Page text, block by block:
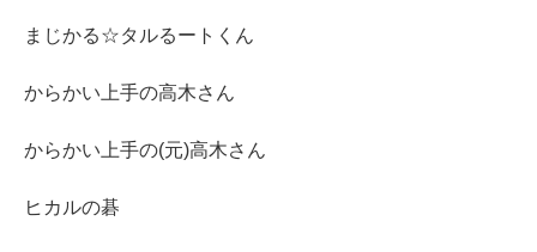
まじかる☆タルるートくん
からかい上手の高木さん
からかい上手の(元)高木さん
ヒカルの碁